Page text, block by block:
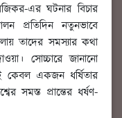
এর ঘটনার বিচার
প্রতিদিন নতুনভাবে
তাদের সমস্যার কথা
সোচ্চারে জানানো
কেবল একজন ধর্ষিতার
সমস্ত প্রান্তের ধর্ষণ-